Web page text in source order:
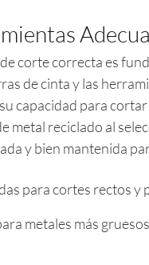
corte correcta es
de cinta y las
capacidad para
metal reciclado al
y bien mantenida
para cortes rectos y
metales más